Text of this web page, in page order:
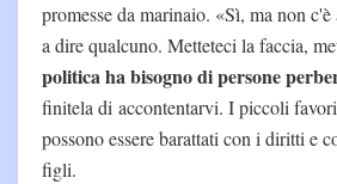
promesse da marinaio. «Sì, ma non
a dire qualcuno. Metteteci la faccia,
politica ha bisogno di persone
finitela di accontentarvi. I piccoli
possono essere barattati con i diritti e
figli.